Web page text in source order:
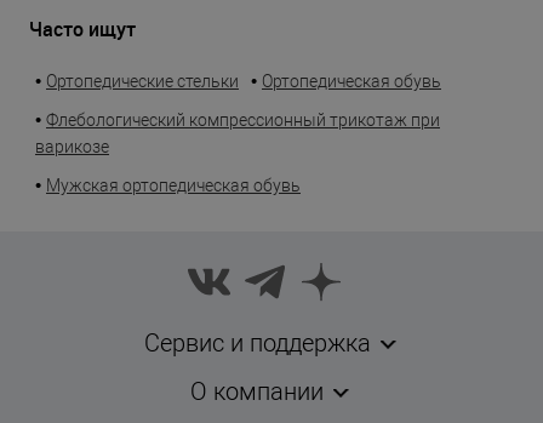
Часто ищут
• Ортопедические стельки • Ортопедическая обувь
• Флебологический компрессионный трикотаж при
варикозе
• Мужская ортопедическая обувь
Сервис и поддержка
О компании